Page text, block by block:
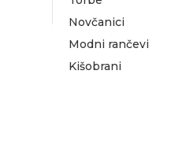
Novčanici
Modni rančevi
Kišobrani